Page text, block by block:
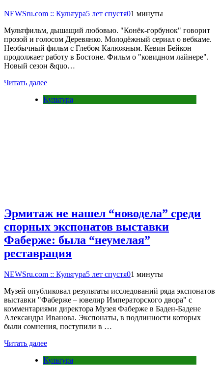
NEWSru.com :: Культура5 лет спустя01 минуты
Мультфильм, дышащий любовью. "Конёк-горбунок" говорит
прозой и голосом Деревянко. Молодёжный сериал о вебкаме.
Необычный фильм с Глебом Калюжным. Кевин Бейкон
продолжает работу в Бостоне. Фильм о "ковидном лайнере".
Новый сезон &quo…
Читать далее
Культура
Эрмитаж не нашел “новодела” среди
спорных экспонатов выставки
Фаберже: была “неумелая”
реставрация
NEWSru.com :: Культура5 лет спустя01 минуты
Музей опубликовал результаты исследований ряда экспонатов
выставки "Фаберже – ювелир Императорского двора" с
комментариями директора Музея Фаберже в Баден-Бадене
Александра Иванова. Экспонаты, в подлинности которых
были сомнения, поступили в …
Читать далее
Культура